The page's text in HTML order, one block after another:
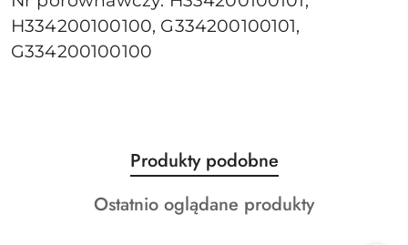
H334200100100, G334200100101,
G334200100100
Pomiń karuzelę produktów
Produkty
o
statusie:
Produkty podobne
Produkty
Ostatnio oglądane produkty